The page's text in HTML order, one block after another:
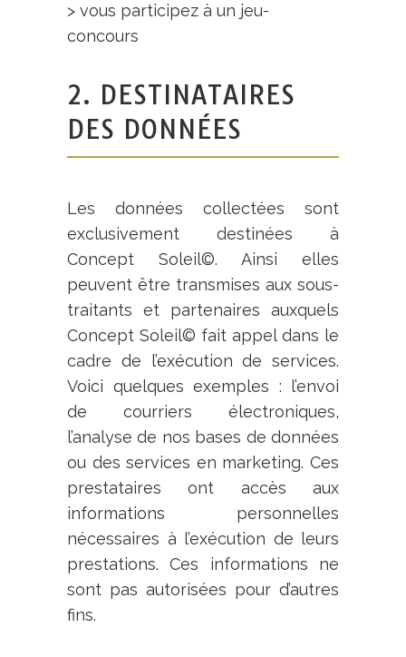
> vous participez à un jeu-
concours
2. DESTINATAIRES
DES DONNÉES
Les données collectées sont
exclusivement destinées à
Concept Soleil©. Ainsi elles
peuvent être transmises aux sous-
traitants et partenaires auxquels
Concept Soleil© fait appel dans le
cadre de l’exécution de services.
Voici quelques exemples : l’envoi
de courriers électroniques,
l’analyse de nos bases de données
ou des services en marketing. Ces
prestataires ont accès aux
informations personnelles
nécessaires à l’exécution de leurs
prestations. Ces informations ne
sont pas autorisées pour d’autres
fins.